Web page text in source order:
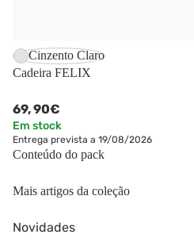
Cinzento Claro
Cadeira FELIX
69,90€
Em stock
Entrega prevista a 19/08/2026
Conteúdo do pack
Mais artigos da coleção
Novidades